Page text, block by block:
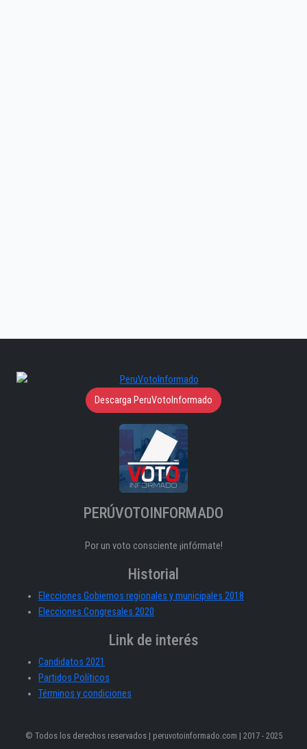
Descarga PeruVotoInformado
PERÚVOTOINFORMADO
Por un voto consciente ¡infórmate!
Historial
Elecciones Gobiernos regionales y municipales 2018
Elecciones Congresales 2020
Link de interés
Candidatos 2021
Partidos Políticos
Términos y condiciones
© Todos los derechos reservados | peruvotoinformado.com | 2017 - 2025